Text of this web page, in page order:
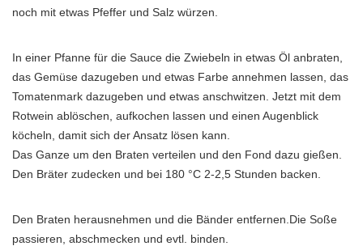
noch mit etwas Pfeffer und Salz würzen.
In einer Pfanne für die Sauce die Zwiebeln in etwas Öl anbraten,
das Gemüse dazugeben und etwas Farbe annehmen lassen, das
Tomatenmark dazugeben und etwas anschwitzen. Jetzt mit dem
Rotwein ablöschen, aufkochen lassen und einen Augenblick
köcheln, damit sich der Ansatz lösen kann.
Das Ganze um den Braten verteilen und den Fond dazu gießen.
Den Bräter zudecken und bei 180 °C 2-2,5 Stunden backen.
Den Braten herausnehmen und die Bänder entfernen.Die Soße
passieren, abschmecken und evtl. binden.